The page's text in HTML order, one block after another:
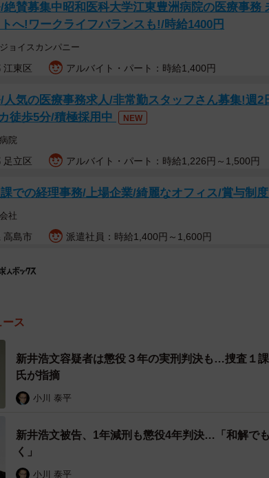
で、「いくら仕事とはいえ男性の家に１人で行くなん
性が誤解しても仕方ない」などの声が見受けられた。
しろ女性のほうが、被害女性に対して厳しい反応をす
バッシングはなぜ起こるのか。
絶賛募集中昭和医科大学江東豊洲病院の医療事務
へ!ワークライフバランスも!/時給1400円
ョイスカンパニー
江東区 アルバイト・パート：時給1,400円
人気の医療事務求人/非常勤スタッフさん募集!週2
徒歩5分/積極採用中
NEW
院
足立区 アルバイト・パート：時給1,226円～1,500円
での経理事務/上場企業/綺麗なオフィス/賞与制度
社
高島市 派遣社員：時給1,400円～1,600円
ス
新井浩文容疑者は懲役３年の実刑判決も…捜査１
氏が指摘
小川 泰平
新井浩文被告、1年減刑も懲役4年判決…「和解で
く」
小川 泰平